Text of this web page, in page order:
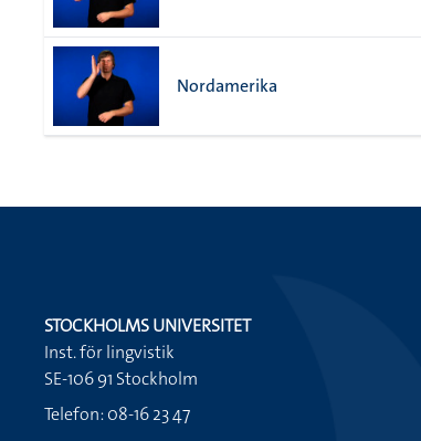
Nordamerika
STOCKHOLMS UNIVERSITET
Inst. för lingvistik
SE-106 91 Stockholm
Telefon: 08-16 23 47